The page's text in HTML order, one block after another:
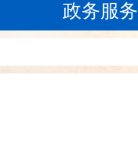
政务服务